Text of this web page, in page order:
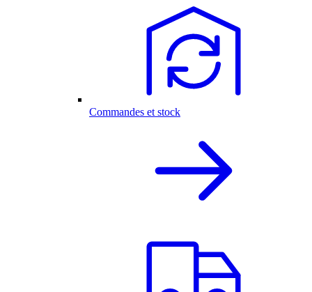
Commandes et stock